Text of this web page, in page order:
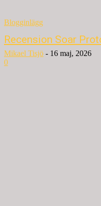
Blogginlägg
Recension Soar
Mikael Tisjö - 16 maj, 2026
0